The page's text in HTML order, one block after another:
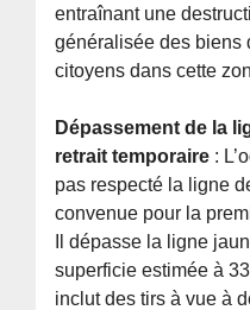
entraînant une
généralisée des biens
citoyens dans cette
Dépassement de la
retrait temporaire :
pas respecté la ligne
convenue pour la
Il dépasse la ligne
superficie estimée à
inclut des tirs à vue à